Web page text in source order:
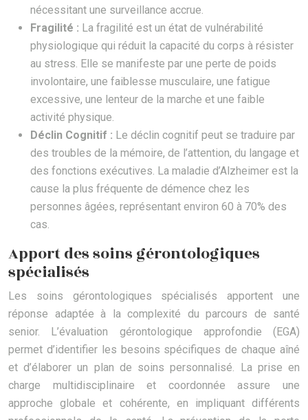
nécessitant une surveillance accrue.
Fragilité : La fragilité est un état de vulnérabilité
physiologique qui réduit la capacité du corps à résister
au stress. Elle se manifeste par une perte de poids
involontaire, une faiblesse musculaire, une fatigue
excessive, une lenteur de la marche et une faible
activité physique.
Déclin Cognitif : Le déclin cognitif peut se traduire par
des troubles de la mémoire, de l’attention, du langage et
des fonctions exécutives. La maladie d’Alzheimer est la
cause la plus fréquente de démence chez les
personnes âgées, représentant environ 60 à 70% des
cas.
Apport des soins gérontologiques
spécialisés
Les soins gérontologiques spécialisés apportent une
réponse adaptée à la complexité du parcours de santé
senior. L’évaluation gérontologique approfondie (EGA)
permet d’identifier les besoins spécifiques de chaque aîné
et d’élaborer un plan de soins personnalisé. La prise en
charge multidisciplinaire et coordonnée assure une
approche globale et cohérente, en impliquant différents